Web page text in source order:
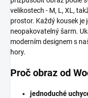
velikostech - M, L, XL,
prostor. Každý kousek je
neopakovatelný šarm.
moderním designem s
hory.
Proč obraz od
jednoduché